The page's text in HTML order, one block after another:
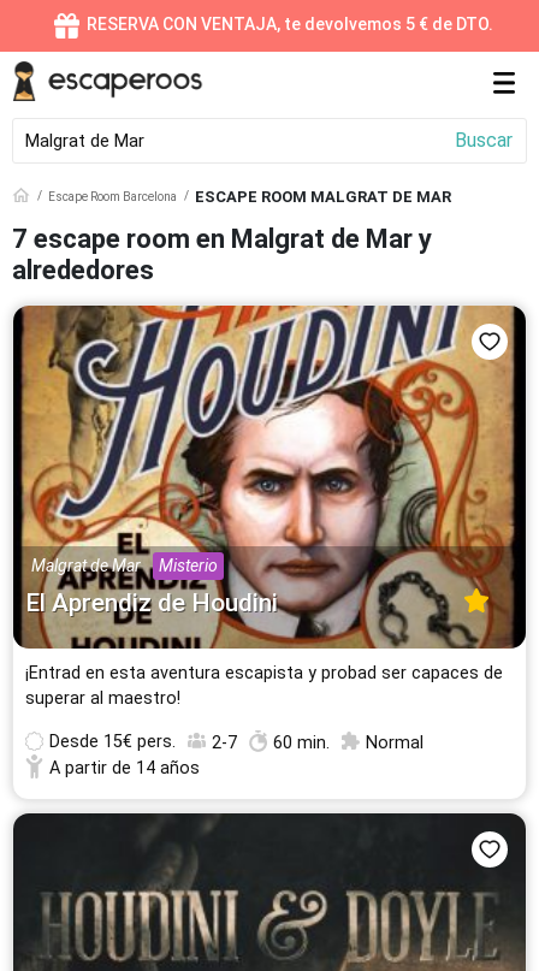
RESERVA CON VENTAJA, te devolvemos 5 € de DTO.
Destinos destacados
Madrid
164 Escape Rooms
Barcelona
Valencia
68 Escape Rooms
Online
55 Escape Rooms
Sevilla
41 Escape Rooms
Zaragoza
33 Escape Rooms
Alicante
28 Escape Rooms
Vitoria
27 Escape Rooms
Málaga
26 Escape Rooms
Gijón
24 Escape Rooms
Murcia
24 Escape Rooms
Granada
23 Escape Rooms
Vigo
22 Escape Rooms
Santander
Valladolid
20 Escape Rooms
Palma de Mallorca
Todas las ciudades
Buscar
Escape Room Barcelona ESCAPE ROOM MALGRAT DE MAR
7 escape room en Malgrat de Mar y
alrededores
Malgrat de Mar Misterio
El Aprendiz de Houdini
¡Entrad en esta aventura escapista y probad ser capaces de
superar al maestro!
Desde 15€ pers. 2-7 60 min.
Normal
A partir de 14 años